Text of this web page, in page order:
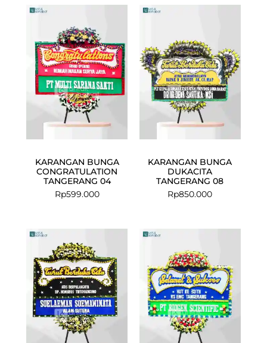
KARANGAN BUNGA
CONGRATULATION
TANGERANG 04
Rp599.000
KARANGAN BUNGA
DUKACITA
TANGERANG 08
Rp850.000
Rp599.000.
Rp525.000.